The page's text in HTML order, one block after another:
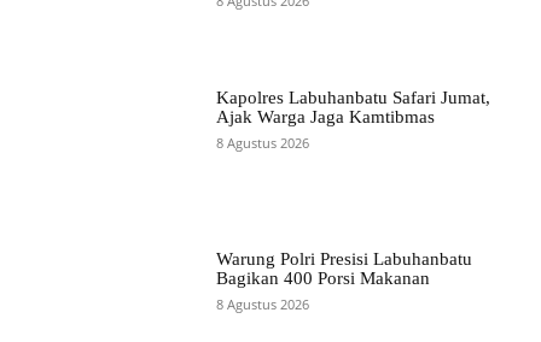
Kapolres Labuhanbatu Safari Jumat,
Ajak Warga Jaga Kamtibmas
8 Agustus 2026
Warung Polri Presisi Labuhanbatu
Bagikan 400 Porsi Makanan
8 Agustus 2026